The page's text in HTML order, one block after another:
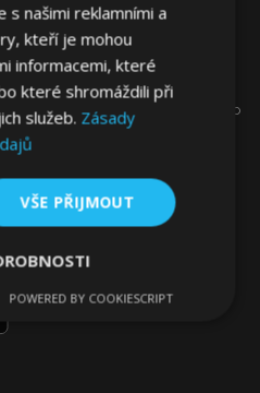
a velkoobchodním
a autodoplňků v Evropě, jako
(poklice), okenní deflektory,
kryty a rámy, ...
se chcete stát naším
s našimi reklamními a
kteří je mohou
informacemi, které
které shromáždili při
služeb. Zásady
VŠE PŘIJMOUT
Soubory
POWERED BY COOKIESCRIPT